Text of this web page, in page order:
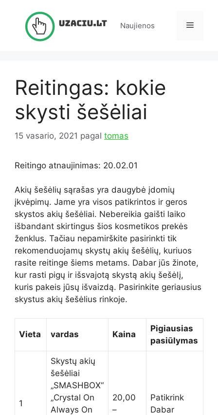
Naujienos Meniu
Reitingas: kokie
skysti šešėliai
15 vasario, 2021 pagal tomas
Reitingo atnaujinimas: 20.02.01
Akių šešėlių sąrašas yra daugybė įdomių
įkvėpimų. Jame yra visos patikrintos ir geros
skystos akių šešėliai. Nebereikia gaišti laiko
išbandant skirtingus šios kosmetikos prekės
ženklus. Tačiau nepamirškite pasirinkti tik
rekomenduojamų skystų akių šešėlių, kuriuos
rasite reitinge šiems metams. Dabar jūs žinote,
kur rasti pigų ir išsvajotą skystą akių šešėlį,
kuris pakeis jūsų išvaizdą. Pasirinkite geriausius
skystus akių šešėlius rinkoje.
Vieta vardas Kaina
Pigiausias
pasiūlymas
1
Skystų akių
šešėliai
„SMASHBOX“
„Crystal On
Always On
20,00
–
Patikrink
Dabar